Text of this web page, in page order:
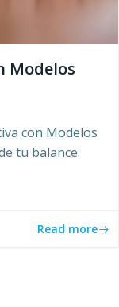
Modelos
con Modelos
tu balance.
Read more